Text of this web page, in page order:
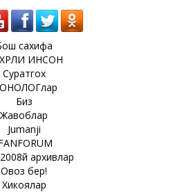
сахифа
ИНСОН
Суратгох
Биз
Жавоблар
Jumanji
архивлар
Овоз бер!
Хикоялар